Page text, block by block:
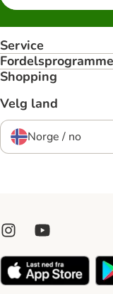
Service
Shopping
Velg land
Norge / no